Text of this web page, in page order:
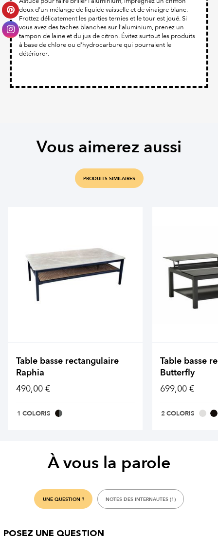
doux d’un mélange de liquide vaisselle et de vinaigre blanc.
Frottez délicatement les parties ternies et le tour est joué. Si
vous avez des taches blanches sur l’aluminium, prenez un
tampon de laine et du jus de citron. Évitez surtout les produits
à base de chlore ou d’hydrocarbure qui pourraient le
détériorer.
Vous aimerez aussi
PRODUITS SIMILAIRES
Table basse rectangulaire
Raphia
490,00 €
1 COLORIS
Table basse
Butterfly
699,00 €
2 COLORIS
À vous la parole
UNE QUESTION ? NOTES DES INTERNAUTES (1)
POSEZ UNE QUESTION